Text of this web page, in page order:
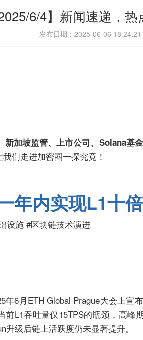
2025/6/4】新闻速递，
发布日期：2025-06-06 18:24:21
新加坡监管、上市公司、Solana基
们走进加密圈一探究竟！
年内实现L1十
设施 #区块链技术演进
年6月ETH Global Prague大会上宣
前L1吞吐量仅15TPS的瓶颈，高
级后链上活跃度仍未显著提升。